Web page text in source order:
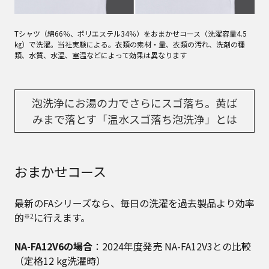
Tシャツ（綿66％、ポリエステル34％）をおまかせコース（洗濯容量4.5
㎏）で洗濯。当社実験による。衣類の素材・量、衣類の汚れ、洗剤の種
類、水質、水温、室温などによって効果は異なります
泡洗浄にお湯の力でさらにスゴ落ち。黄ば
みまで落とす「温水スゴ落ち泡洗浄」とは
おまかせコース
最新のFAシリーズなら、毎日の洗濯を過去製品より効率
的※2 に行えます。
NA-FA12V6の場合 ​：2024年度発売 NA-FA12V3との比較
（定格12 kg洗濯時）